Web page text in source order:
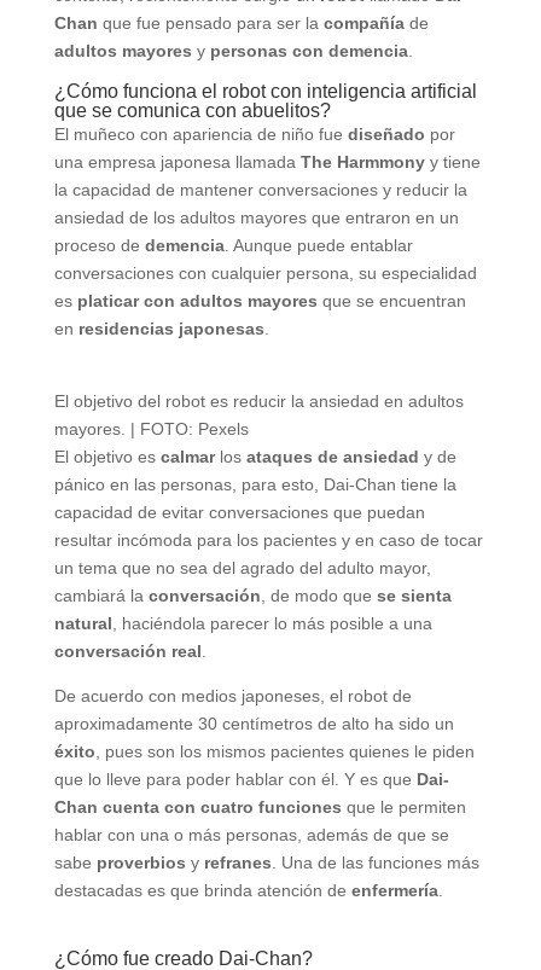
Chan que fue pensado para ser la compañíade
adultos mayores y personas con demencia.
¿Cómo funciona el robot con inteligencia artificial
que se comunica con abuelitos?
El muñeco con apariencia de niño fue diseñado por
una empresa japonesa llamada The Harmmonyy tiene
la capacidad de mantener conversaciones y reducir la
ansiedad de los adultos mayores que entraron en un
proceso de demencia. Aunque puede entablar
conversaciones con cualquier persona, su especialidad
es platicar con adultos mayores que se encuentran
en residencias japonesas
El objetivo del robot es reducir la ansiedad en adultos
mayores. | FOTO: Pexels
El objetivo es calmarlos ataques de ansiedad y de
pánico en las personas, para esto, Dai-Chan tiene la
capacidad de evitar conversaciones que puedan
resultar incómoda para los pacientes y en caso de tocar
un tema que no sea del agrado del adulto mayor,
cambiará la conversación , de modo que se sienta
natural , haciéndola parecer lo más posible a una
conversación real
De acuerdo con medios japoneses, el robot de
aproximadamente 30 centímetros de alto ha sido un
éxito , pues son los mismos pacientes quienes le piden
que lo lleve para poder hablar con él. Y es que Dai-
Chan cuenta con cuatro funciones que le permiten
hablar con una o más personas, además de que se
sabe proverbios y refranes . Una de las funciones más
destacadas es que brinda atención de enfermería.
¿Cómo fue creado Dai-Chan?